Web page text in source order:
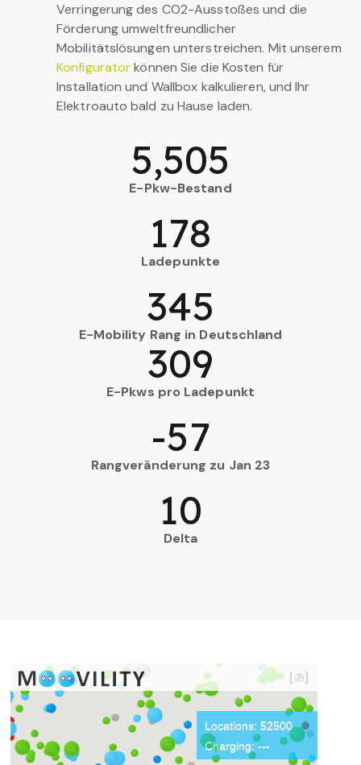
Verringerung des CO2-Ausstoßes und die
Förderung umweltfreundlicher
Mobilitätslösungen unterstreichen. Mit unserem
Konfiguratorkönnen Sie die Kosten für
Installation und Wallbox kalkulieren, und Ihr
Elektroauto bald zu Hause laden.
E-Pkw-Bestand
5,505
Ladepunkte
178
E-Mobility Rang in Deutschland
345
E-Pkws pro Ladepunkt
309
Rangveränderung zu Jan 23
-57
Delta
10